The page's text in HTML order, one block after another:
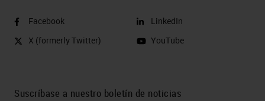
Facebook
X (formerly Twitter)
LinkedIn
YouTube
Suscríbase a nuestro boletín de noticias